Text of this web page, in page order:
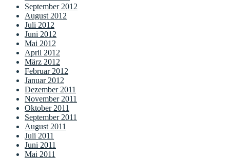
September 2012
August 2012
Juli 2012
Juni 2012
Mai 2012
April 2012
März 2012
Februar 2012
Januar 2012
Dezember 2011
November 2011
Oktober 2011
September 2011
August 2011
Juli 2011
Juni 2011
Mai 2011